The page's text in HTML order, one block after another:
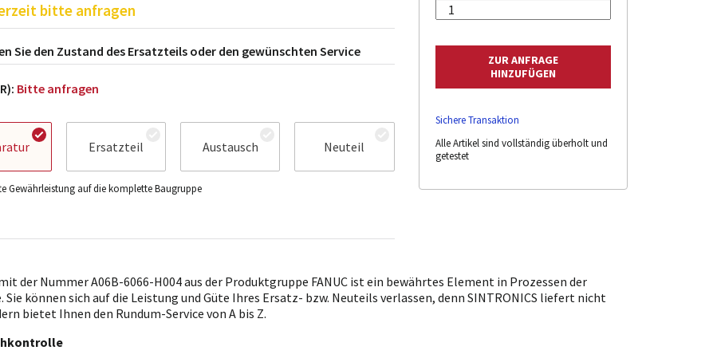
bitte anfragen
Sie den Zustand des Ersatzteils oder den gewünschten Service
Bitte anfragen
Ersatzteil Austausch Neuteil
Gewährleistung auf die komplette Baugruppe
Sichere Transaktion
Alle Artikel sind vollständig überholt und
getestet
der Nummer A06B-6066-H004 aus der Produktgruppe FANUC ist ein bewährtes Element in Prozessen der
Sie können sich auf die Leistung und Güte Ihres Ersatz- bzw. Neuteils verlassen, denn SINTRONICS liefert nicht
bietet Ihnen den Rundum-Service von A bis Z.